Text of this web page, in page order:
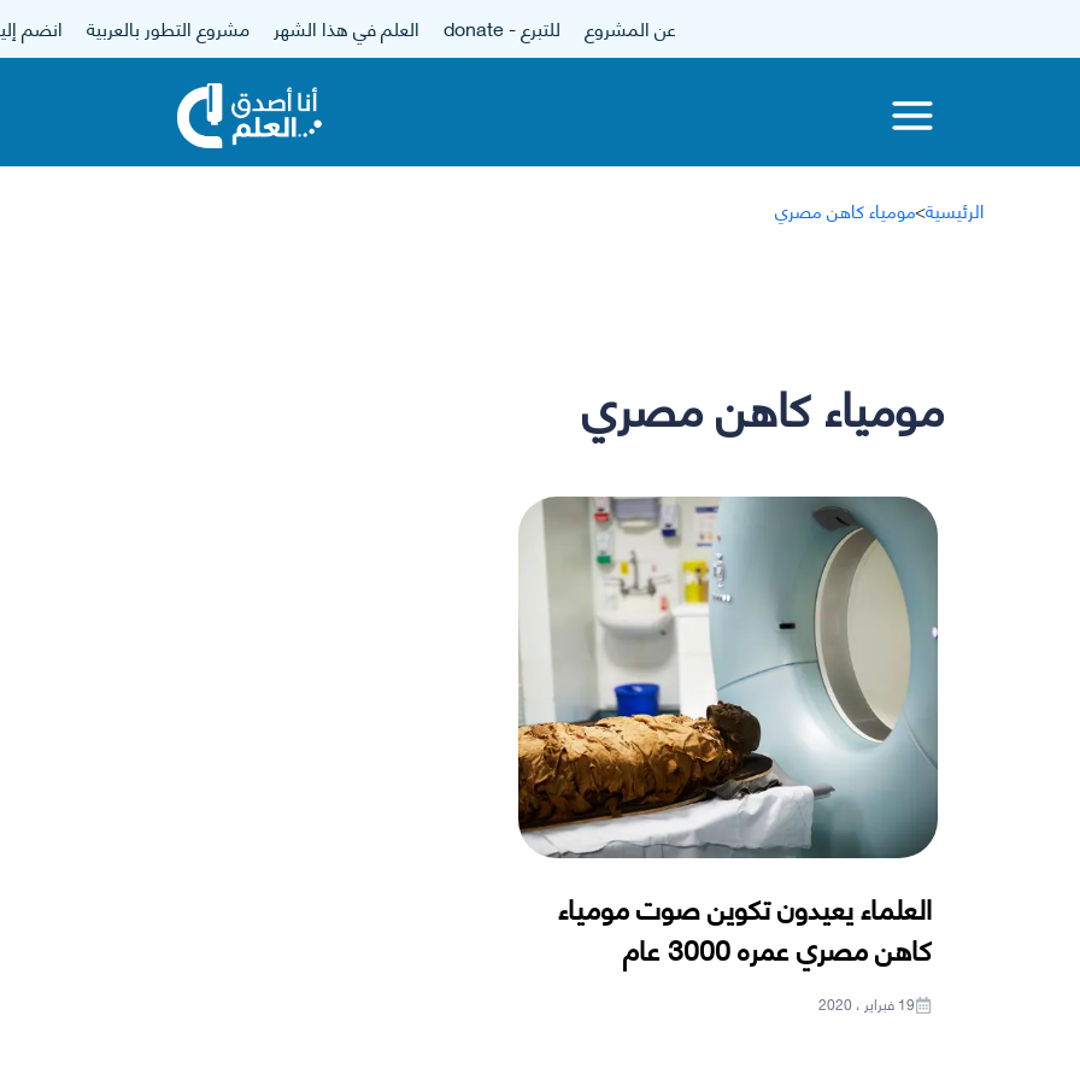
عن المشروع للتبرع - donate العلم في هذا الشهر مشروع التطور بالعربية انضم
الرئيسية>مومياء كاهن مصري
مومياء كاهن مصري
العلماء يعيدون تكوين صوت مومياء
كاهن مصري عمره 3000 عام
19 فبراير ، 2020